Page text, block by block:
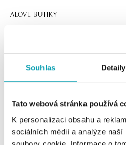
Souhlas Detaily
Tato webová stránka používá
K personalizaci obsahu a
sociálních médií a analýze
ALOVE BUTIKY